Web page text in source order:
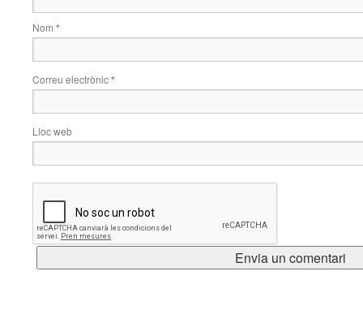
Nom *
Correu electrònic*
Lloc web